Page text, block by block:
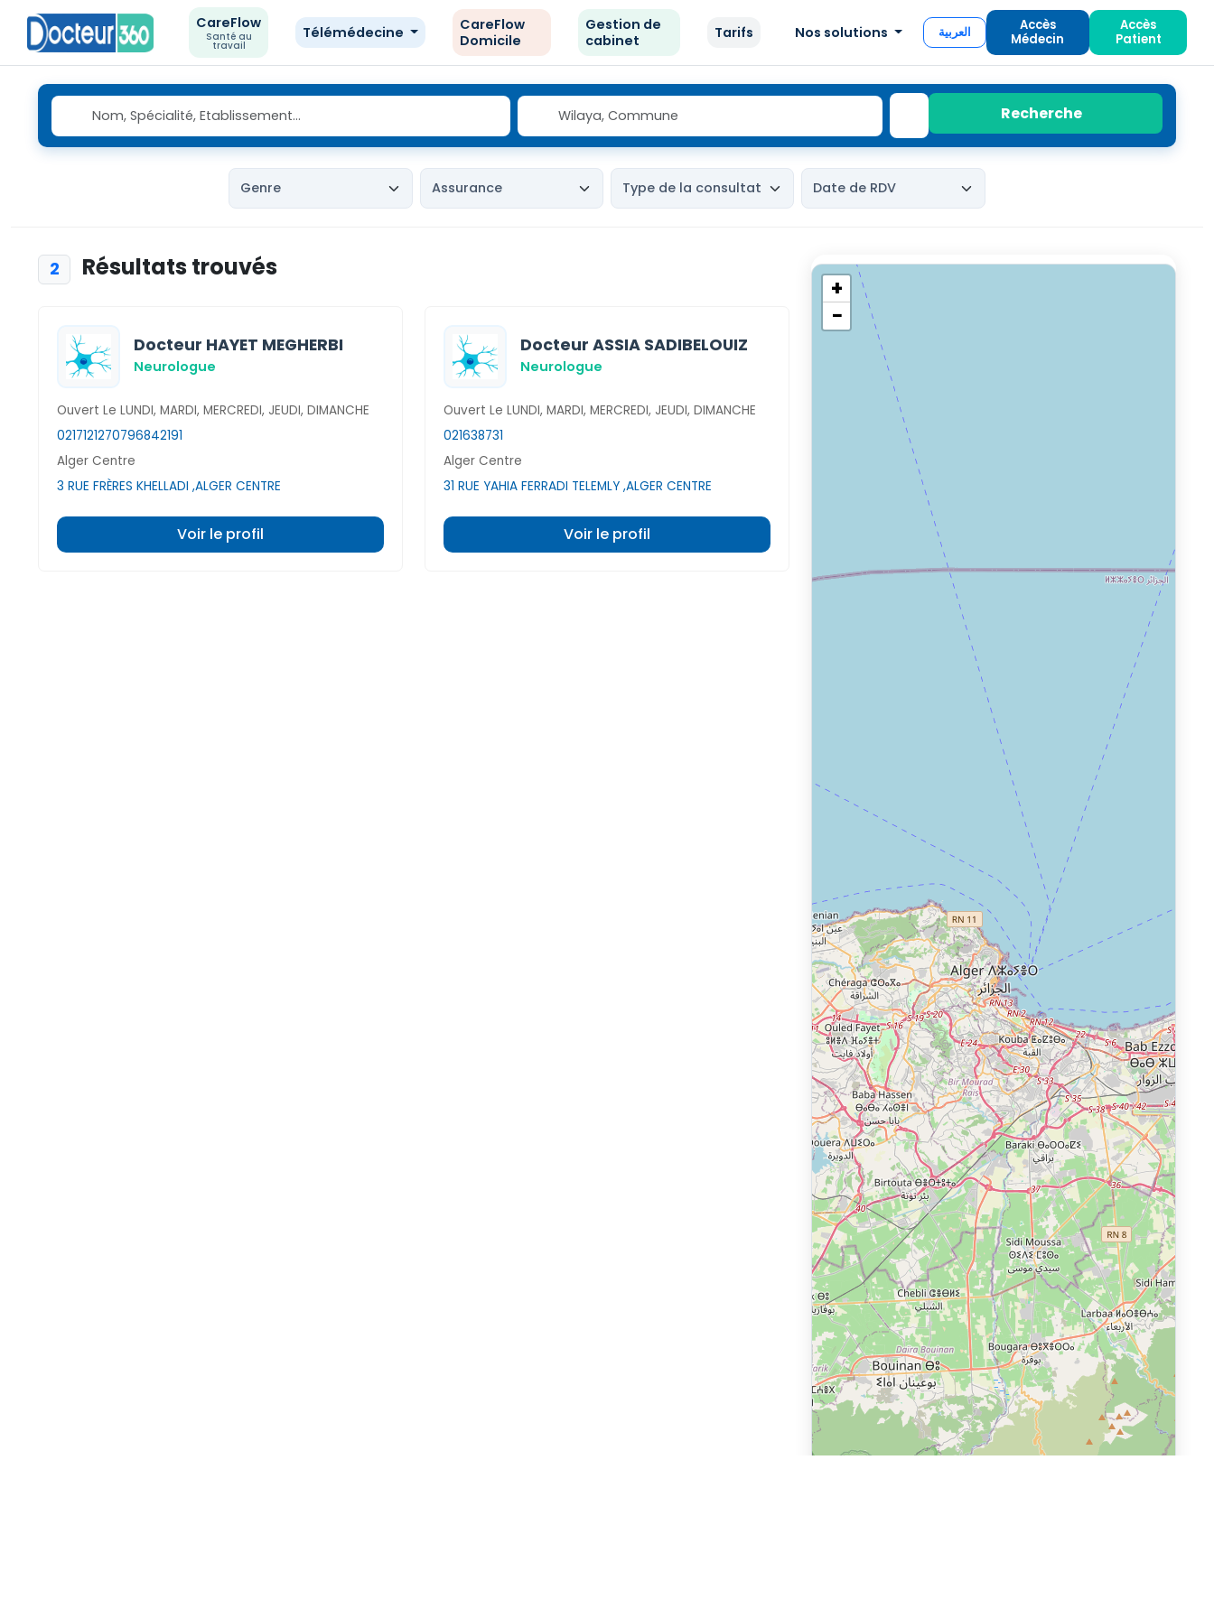
CareFlow
Santé au
travail
Télémédecine
CareFlow
Domicile
Gestion de
cabinet
Tarifs Nos solutions العربية
Accès
Médecin
Accès
Patient
Recherche
2 Résultats trouvés
Docteur HAYET MEGHERBI
Neurologue
Ouvert Le LUNDI, MARDI, MERCREDI, JEUDI, DIMANCHE
0217121270796842191
Alger Centre
3 RUE FRÈRES KHELLADI ,ALGER CENTRE
Voir le profil
Docteur ASSIA SADIBELOUIZ
Neurologue
Ouvert Le LUNDI, MARDI, MERCREDI, JEUDI, DIMANCHE
021638731
Alger Centre
31 RUE YAHIA FERRADI TELEMLY ,ALGER CENTRE
Voir le profil
+
−